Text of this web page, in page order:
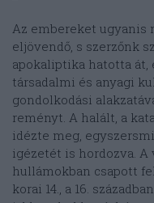
Az embereket ugyanis
eljövendő, s szerzőnk
apokaliptika hatotta át,
társadalmi és anyagi
gondolkodási
reményt. A halált, a
idézte meg,
igézetét is hordozva.
hullámokban csapott
korai 14., a 16.